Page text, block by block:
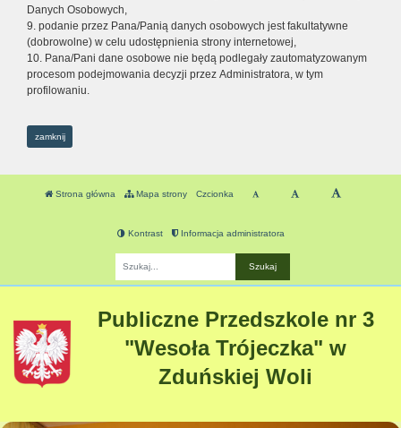
Danych Osobowych,
9. podanie przez Pana/Panią danych osobowych jest fakultatywne
(dobrowolne) w celu udostępnienia strony internetowej,
10. Pana/Pani dane osobowe nie będą podlegały zautomatyzowanym
procesom podejmowania decyzji przez Administratora, w tym
profilowaniu.
zamknij
Strona główna Mapa strony Czcionka
Kontrast Informacja administratora
Publiczne Przedszkole nr 3
"Wesoła Trójeczka" w
Zduńskiej Woli